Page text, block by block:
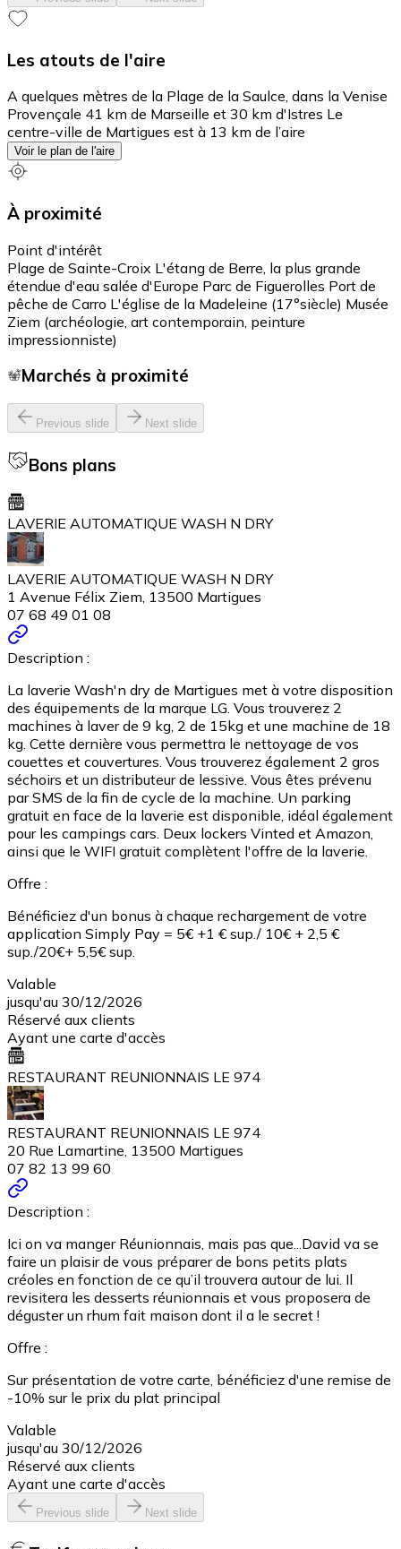
Les atouts de l'aire
A quelques mètres de la Plage de la Saulce, dans la Venise
Provençale 41 km de Marseille et 30 km d'Istres Le
centre-ville de Martigues est à 13 km de l’aire
Voir le plan de l'aire
À proximité
Point d'intérêt
Plage de Sainte-Croix L'étang de Berre, la plus grande
étendue d'eau salée d'Europe Parc de Figuerolles Port de
pêche de Carro L'église de la Madeleine (17°siècle) Musée
Ziem (archéologie, art contemporain, peinture
impressionniste)
Marchés à proximité
Previous slide Next slide
Bons plans
LAVERIE AUTOMATIQUE WASH N DRY
LAVERIE AUTOMATIQUE WASH N DRY
1 Avenue Félix Ziem, 13500 Martigues
07 68 49 01 08
Description :
La laverie Wash'n dry de Martigues met à votre disposition
des équipements de la marque LG. Vous trouverez 2
machines à laver de 9 kg, 2 de 15kg et une machine de 18
kg. Cette dernière vous permettra le nettoyage de vos
couettes et couvertures. Vous trouverez également 2 gros
séchoirs et un distributeur de lessive. Vous êtes prévenu
par SMS de la fin de cycle de la machine. Un parking
gratuit en face de la laverie est disponible, idéal également
pour les campings cars. Deux lockers Vinted et Amazon,
ainsi que le WIFI gratuit complètent l'offre de la laverie.
Offre :
Bénéficiez d'un bonus à chaque rechargement de votre
application Simply Pay = 5€ +1 € sup./ 10€ + 2,5 €
sup./20€+ 5,5€ sup.
Valable
jusqu'au 30/12/2026
Réservé aux clients
Ayant une carte d'accès
RESTAURANT REUNIONNAIS LE 974
RESTAURANT REUNIONNAIS LE 974
20 Rue Lamartine, 13500 Martigues
07 82 13 99 60
Description :
Ici on va manger Réunionnais, mais pas que...David va se
faire un plaisir de vous préparer de bons petits plats
créoles en fonction de ce qu’il trouvera autour de lui. Il
revisitera les desserts réunionnais et vous proposera de
déguster un rhum fait maison dont il a le secret !
Offre :
Sur présentation de votre carte, bénéficiez d'une remise de
-10% sur le prix du plat principal
Valable
jusqu'au 30/12/2026
Réservé aux clients
Ayant une carte d'accès
Previous slide Next slide